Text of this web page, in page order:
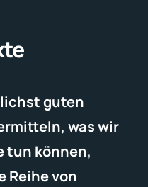
guten
was wir
tun können,
Reihe von